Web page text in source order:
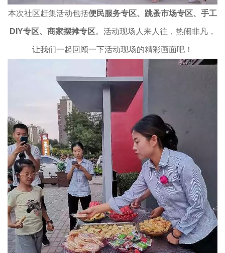
本次社区赶集活动包括便民服务专区、跳蚤市场专区、手工
DIY专区、商家摆摊专区。活动现场人来人往，热闹非凡，
让我们一起回顾一下活动现场的精彩画面吧！